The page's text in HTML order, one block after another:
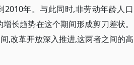
年。与此同时,非劳动年龄人口
长趋势在这个期间形成剪刀差状。
,改革开放深入推进,这两者之间的高